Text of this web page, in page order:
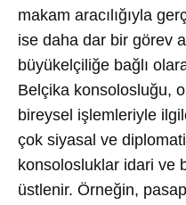
makam aracılığıyla
ise daha dar bir görev
büyükelçiliğe bağlı
Belçika konsolosluğu,
bireysel işlemleriyle
çok siyasal ve
konsolosluklar idari ve
üstlenir. Örneğin,